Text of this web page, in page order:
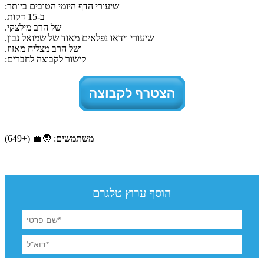
שיעורי הדף היומי הטובים ביותר:
ב-15 דקות.
של הרב מילצקי.
שיעורי וידאו נפלאים מאוד של שמואל נבון.
ושל הרב מצליח מאזוז.
קישור לקבוצה לחברים:
משתמשים: 🧑‍💼 (+649)
הוסף ערוץ טלגרם